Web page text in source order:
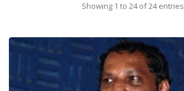
Showing 1 to 24 of 24 entries